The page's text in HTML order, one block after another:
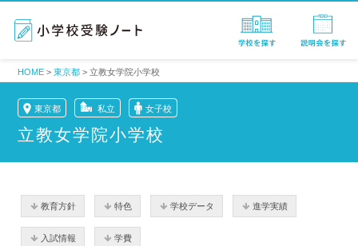
HOME >東京都 >立教女学院小学校
東京都 私立 女子校
立教女学院小学校
教育方針 特色 学校データ 進学実績
入試情報 学費